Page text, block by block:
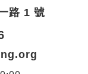
路 1 號